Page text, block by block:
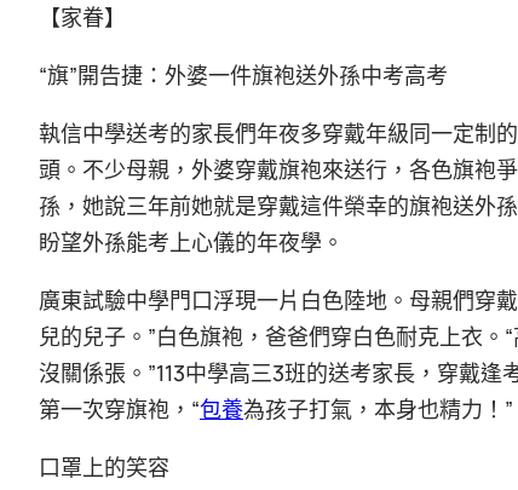
【家眷】
“旗”開告捷：外婆一件旗袍送外孫中考高考
執信中學送考的家長們年夜多穿戴年級同一定制的
頭。不少母親，外婆穿戴旗袍來送行，各色旗袍
孫，她說三年前她就是穿戴這件榮幸的旗袍送外
盼望外孫能考上心儀的年夜學。
廣東試驗中學門口浮現一片白色陸地。母親們穿
兒的兒子。”白色旗袍，爸爸們穿白色耐克上衣。
沒關係張。”113中學高三3班的送考家長，穿戴
第一次穿旗袍，“包養為孩子打氣，本身也精力！”
口罩上的笑容